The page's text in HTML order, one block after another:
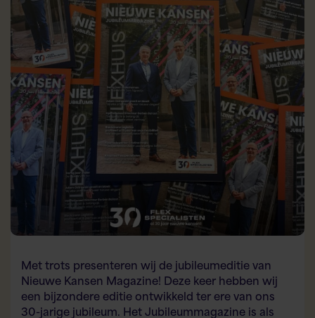
Met trots presenteren wij de jubileumeditie van
Nieuwe Kansen Magazine! Deze keer hebben wij
een bijzondere editie ontwikkeld ter ere van ons
30-jarige jubileum. Het Jubileummagazine is als
Flexspecialisten Flex AI Assistent
Hallo! Hoe kan ik je vandaag helpen?